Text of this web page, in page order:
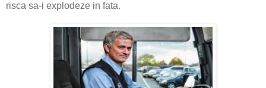
risca sa-i explodeze in fata.